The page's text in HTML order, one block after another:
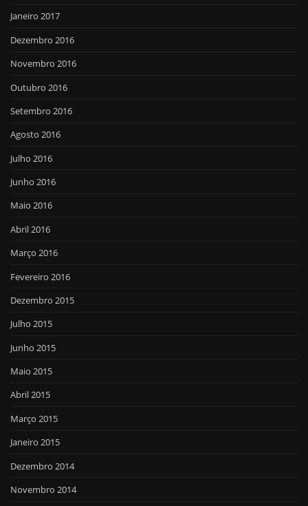
Janeiro 2017
Dezembro 2016
Novembro 2016
Outubro 2016
Setembro 2016
Agosto 2016
Julho 2016
Junho 2016
Maio 2016
Abril 2016
Março 2016
Fevereiro 2016
Dezembro 2015
Julho 2015
Junho 2015
Maio 2015
Abril 2015
Março 2015
Janeiro 2015
Dezembro 2014
Novembro 2014